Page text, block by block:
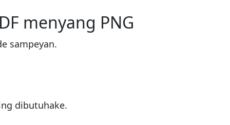
menyang PNG
sampeyan.
dibutuhake.